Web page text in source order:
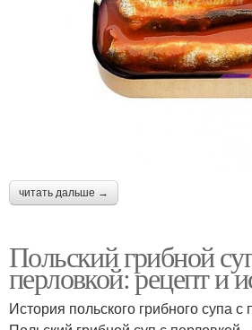
читать дальше →
Польский грибной
перловкой: рецепт и
История польского грибного супа с